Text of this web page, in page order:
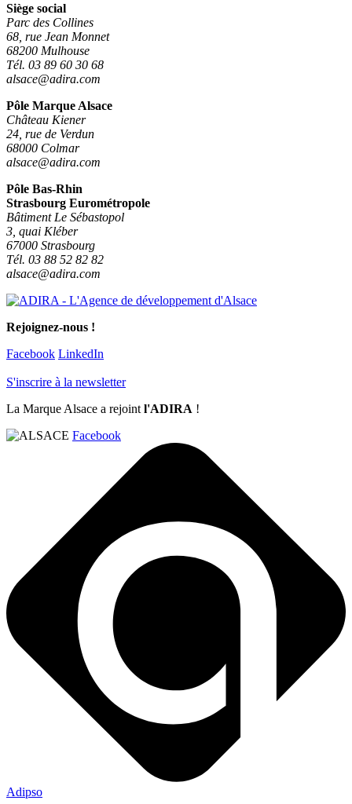
Siège social
Parc des Collines
68, rue Jean Monnet
68200 Mulhouse
Tél. 03 89 60 30 68
alsace@adira.com
Pôle Marque Alsace
Château Kiener
24, rue de Verdun
68000 Colmar
alsace@adira.com
Pôle Bas-Rhin
Strasbourg Eurométropole
Bâtiment Le Sébastopol
3, quai Kléber
67000 Strasbourg
Tél. 03 88 52 82 82
alsace@adira.com
Rejoignez-nous !
Facebook LinkedIn
S'inscrire à la newsletter
La Marque Alsace a rejoint l'ADIRA !
Facebook
Adipso